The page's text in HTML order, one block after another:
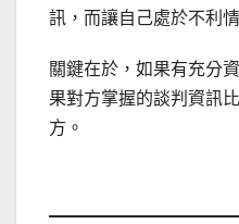
訊，而讓自己處於不利情
關鍵在於，如果有充分
果對方掌握的談判資訊
方。